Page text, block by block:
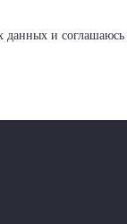
данных и соглашаюсь